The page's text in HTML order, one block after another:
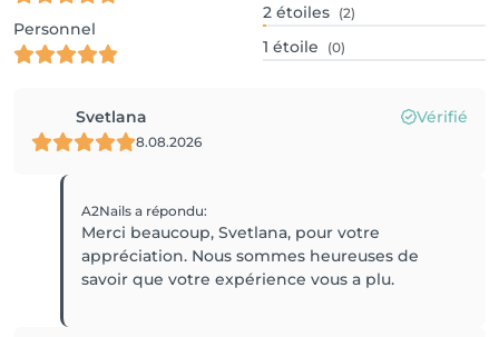
Personnel
2 étoiles (2)
1 étoile (0)
Svetlana Vérifié
8.08.2026
A2Nailsa répondu:
Merci beaucoup, Svetlana, pour votre
appréciation. Nous sommes heureuses de
savoir que votre expérience vous a plu.